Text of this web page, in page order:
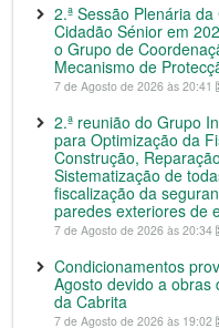
2.ª Sessão Plenária
Cidadão Sénior em
o Grupo de
Mecanismo de
7 de Agosto de 2026 às 20:41
2.ª reunião do Grupo
para Optimização da
Construção,
Sistematização de
fiscalização da
paredes exteriores de
7 de Agosto de 2026 às 20:34
Condicionamentos
Agosto devido a obras
da Cabrita
7 de Agosto de 2026 às 19:02